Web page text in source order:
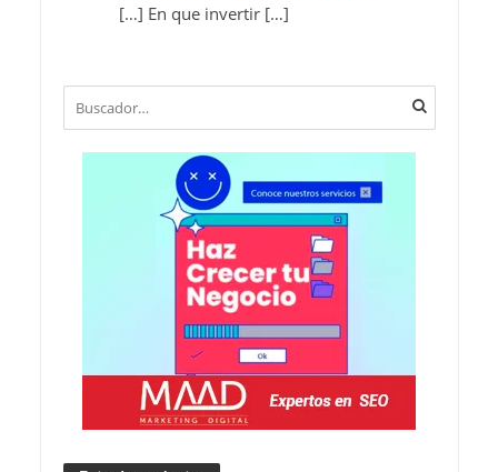
[…] En que invertir […]